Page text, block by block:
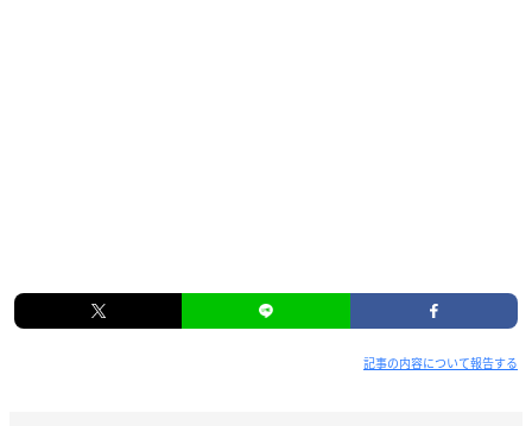
記事の内容について報告する